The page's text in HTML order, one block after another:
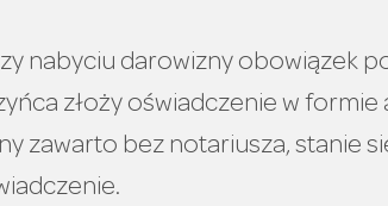
nabyciu darowizny obowiązek
złoży oświadczenie w
zawarto bez notariusza, stanie